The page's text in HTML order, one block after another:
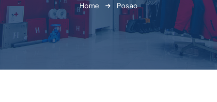
Home Posao